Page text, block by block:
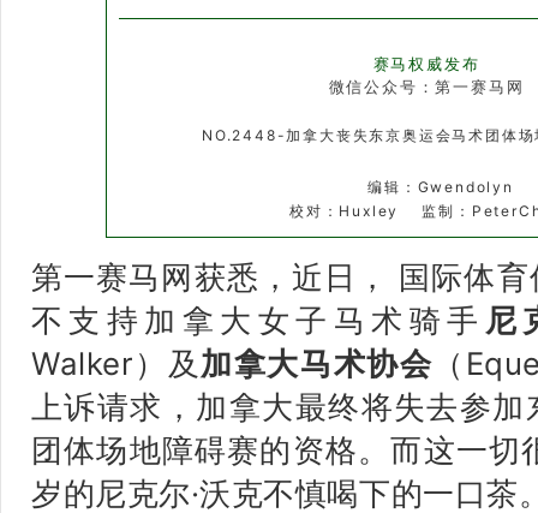
赛马权威发布
微信公众号：第一赛马网
NO.2448-加拿大丧失东京奥运会马术团体场
编辑： Gwendolyn
校对：Huxley 监制：
第一赛马网获悉，近日， 国际体
不支持加拿大女子马术骑手 尼
Walker）及 加拿大马术协会 （
上诉请求，加拿大最终将失去参
团体场地障碍赛的资格。而这一切
岁的尼克尔·沃克不慎喝下的一口茶